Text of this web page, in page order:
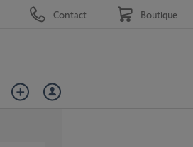
Contact Boutique